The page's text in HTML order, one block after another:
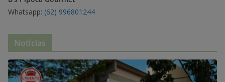
Whatsapp: (62) 996801244
Notícias